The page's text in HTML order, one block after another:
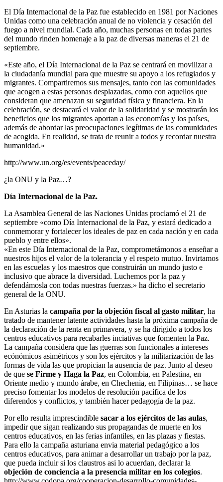
El Día Internacional de la Paz fue establecido en 1981 por Naciones
Unidas como una celebración anual de no violencia y cesación del
fuego a nivel mundial. Cada año, muchas personas en todas partes
del mundo rinden homenaje a la paz de diversas maneras el 21 de
septiembre.
«Este año, el Día Internacional de la Paz se centrará en movilizar a
la ciudadanía mundial para que muestre su apoyo a los refugiados y
migrantes. Compartiremos sus mensajes, tanto con las comunidades
que acogen a estas personas desplazadas, como con aquellos que
consideran que amenazan su seguridad física y financiera. En la
celebración, se destacará el valor de la solidaridad y se mostrarán los
beneficios que los migrantes aportan a las economías y los países,
además de abordar las preocupaciones legítimas de las comunidades
de acogida. En realidad, se trata de reunir a todos y recordar nuestra
humanidad.»
http://www.un.org/es/events/peaceday/
¿la ONU y la Paz…?
Día Internacional de la Paz.
La Asamblea General de las Naciones Unidas proclamó el 21 de
septiembre «como Día Internacional de la Paz, y estará dedicado a
conmemorar y fortalecer los ideales de paz en cada nación y en cada
pueblo y entre ellos».
«En este Día Internacional de la Paz, comprometámonos a enseñar a
nuestros hijos el valor de la tolerancia y el respeto mutuo. Invirtamos
en las escuelas y los maestros que construirán un mundo justo e
inclusivo que abrace la diversidad. Luchemos por la paz y
defendámosla con todas nuestras fuerzas.» ha dicho el secretario
general de la ONU.
En Asturias la campaña por la objeción fiscal al gasto militar, ha
tratado de mantener latente actividades hasta la próxima campaña de
la declaración de la renta en primavera, y se ha dirigido a todos los
centros educativos para recabarles inciativas que fomenten la Paz.
La campaña considera que las guerras son funcionales a intereses
ecónómicos asimétricos y son los ejércitos y la militarización de las
formas de vida las que propician la ausencia de paz. Junto al deseo
de que se Firme y Haga la Paz, en Colombia, en Palestina, en
Oriente medio y mundo árabe, en Chechenia, en Filipinas… se hace
preciso fomentar los modelos de resolución pacífica de los
diferendos y conflictos, y también hacer pedagogía de la paz.
Por ello resulta imprescindible sacar a los ejércitos de las aulas,
impedir que sigan realizando sus propagandas de muerte en los
centros educativos, en las ferias infantiles, en las plazas y fiestas.
Para ello la campaña asturiana envia material pedagógico a los
centros educativos, para animar a desarrollar un trabajo por la paz,
que pueda incluir si los claustros asi lo acuerdan, declarar la
objeción de conciencia a la presencia militar en los colegios.